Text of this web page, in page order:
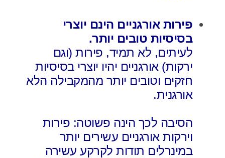
פירות אורגניים הינם יוצרי
בסיסיות טובים יותר.
לעיתים, לא תמיד, פירות (וגם
ירקות) אורגניים יהיו יוצרי בסיסיות
חזקים וטובים יותר מהמקבילה הלא
אורגנית.
הסיבה לכך הינה פשוטה: פירות
וירקות אורגניים עשירים יותר
במינרלים תודות לקרקע עשירה